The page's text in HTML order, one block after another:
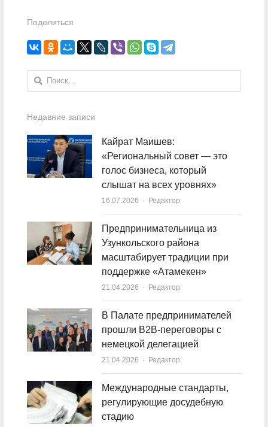
Поделиться
Найти:
Недавние записи
Кайрат Маишев:
«Региональный совет — это
голос бизнеса, который
слышат на всех уровнях»
16.07.2026 Author
Редактор
Предпринимательница из
Узункольского района
масштабирует традиции при
поддержке «Атамекен»
21.04.2026 Author
Редактор
В Палате предпринимателей
прошли B2B-переговоры с
немецкой делегацией
21.04.2026 Author
Редактор
Международные стандарты,
регулирующие досудебную
стадию